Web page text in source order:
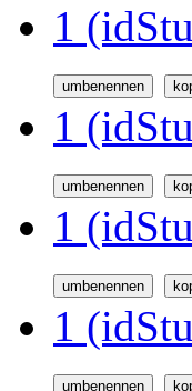
1
1
1
1